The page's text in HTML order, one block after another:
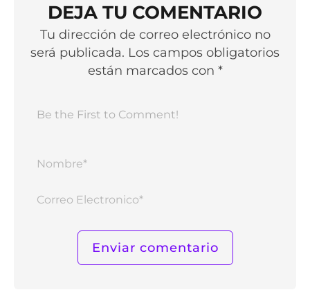
DEJA TU COMENTARIO
Tu dirección de correo electrónico no
será publicada. Los campos obligatorios
están marcados con *